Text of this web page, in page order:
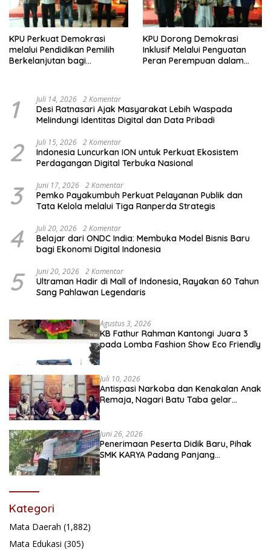
KPU Perkuat Demokrasi
melalui Pendidikan Pemilih
Berkelanjutan bagi
KPU Dorong Demokrasi
Inklusif Melalui Penguatan
Peran Perempuan dalam
1 Juli 14, 2026 2 Komentar
Desi Ratnasari Ajak Masyarakat Lebih Waspada
Melindungi Identitas Digital dan Data Pribadi
2 Juli 15, 2026 2 Komentar
Indonesia Luncurkan ION untuk Perkuat Ekosistem
Perdagangan Digital Terbuka Nasional
3 Juni 17, 2026 2 Komentar
Pemko Payakumbuh Perkuat Pelayanan Publik dan
Tata Kelola melalui Tiga Ranperda Strategis
4 Juli 20, 2026 2 Komentar
Belajar dari ONDC India: Membuka Model Bisnis Baru
bagi Ekonomi Digital Indonesia
5 Juni 20, 2026 2 Komentar
Ultraman Hadir di Mall of Indonesia, Rayakan 60 Tahun
Sang Pahlawan Legendaris
Agustus 3, 2026
KB Fathur Rahman Kantongi Juara 3
pada Lomba Fashion Show Eco Friendly
Juli 10, 2026
Antispasi Narkoba dan Kenakalan Anak
Remaja, Nagari Batu Taba gelar
Juni 26, 2026
Penerimaan Peserta Didik Baru, Pihak
SMK KARYA Padang Panjang
Kategori
Mata Daerah (1,882)
Mata Edukasi (305)